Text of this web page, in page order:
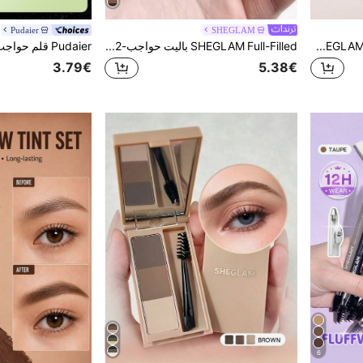
SHEGLAM [2 Pcs] Brows On Demand طقم قلم حواجب 2 في 1 ماركة تجميل ومكياج للنساء والفتيات
SHEGLAM
SHEGLAM Full-Filled باليت حواجب-102 Ash Brown محدد ماركة تجميل ومكياج للنساء والفتيات
5.38€
Pudaier
3.79€
6